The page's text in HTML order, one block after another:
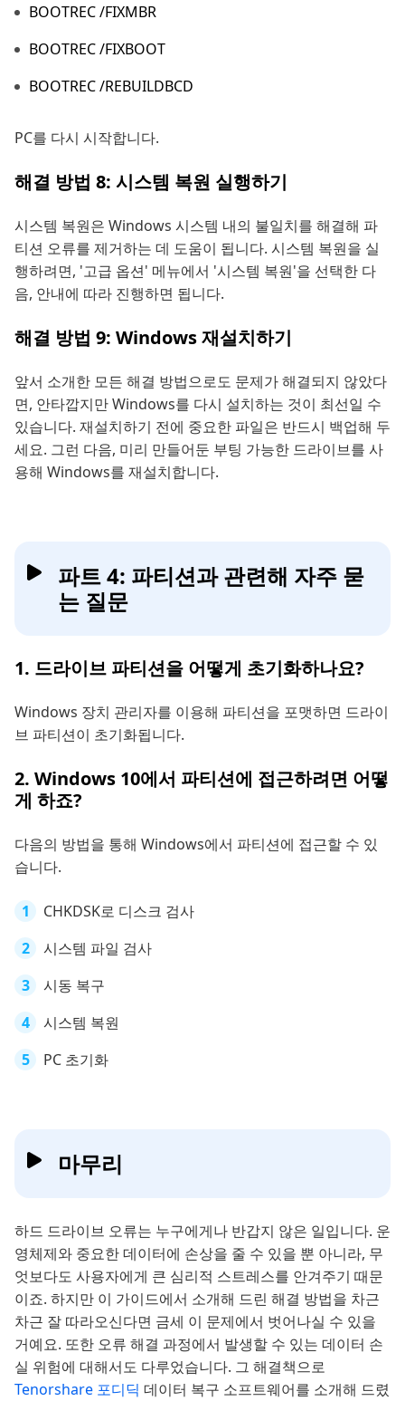
BOOTREC /FIXMBR
BOOTREC /FIXBOOT
BOOTREC /REBUILDBCD
PC를 다시 시작합니다.
해결 방법 8: 시스템 복원 실행하기
시스템 복원은 Windows 시스템 내의 불일치를 해결해 파
티션 오류를 제거하는 데 도움이 됩니다. 시스템 복원을 실
행하려면, '고급 옵션' 메뉴에서 '시스템 복원'을 선택한 다
음, 안내에 따라 진행하면 됩니다.
해결 방법 9: Windows 재설치하기
앞서 소개한 모든 해결 방법으로도 문제가 해결되지 않았다
면, 안타깝지만 Windows를 다시 설치하는 것이 최선일 수
있습니다. 재설치하기 전에 중요한 파일은 반드시 백업해 두
세요. 그런 다음, 미리 만들어둔 부팅 가능한 드라이브를 사
용해 Windows를 재설치합니다.
파트 4: 파티션과 관련해 자주 묻
는 질문
1. 드라이브 파티션을 어떻게 초기화하나요?
Windows 장치 관리자를 이용해 파티션을 포맷하면 드라이
브 파티션이 초기화됩니다.
2. Windows 10에서 파티션에 접근하려면 어떻
게 하죠?
다음의 방법을 통해 Windows에서 파티션에 접근할 수 있
습니다.
CHKDSK로 디스크 검사
시스템 파일 검사
시동 복구
시스템 복원
PC 초기화
마무리
하드 드라이브 오류는 누구에게나 반갑지 않은 일입니다. 운
영체제와 중요한 데이터에 손상을 줄 수 있을 뿐 아니라, 무
엇보다도 사용자에게 큰 심리적 스트레스를 안겨주기 때문
이죠. 하지만 이 가이드에서 소개해 드린 해결 방법을 차근
차근 잘 따라오신다면 금세 이 문제에서 벗어나실 수 있을
거예요. 또한 오류 해결 과정에서 발생할 수 있는 데이터 손
실 위험에 대해서도 다루었습니다. 그 해결책으로
Tenorshare 포디딕 데이터 복구 소프트웨어를 소개해 드렸